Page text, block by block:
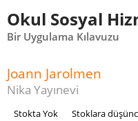
Okul Sosyal
Bir Uygulama Kılavuzu
Joann Jarolmen
Nika Yayınevi
Stokta Yok Stoklara